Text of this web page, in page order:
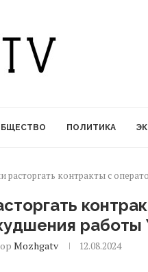
ПОЛИТИКА
расторгать контракты с
работы
Mozhgatv 12.08.2024